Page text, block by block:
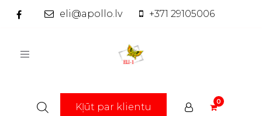
eli@apollo.lv +371 29105006
Toggle
Kļūt par klientu